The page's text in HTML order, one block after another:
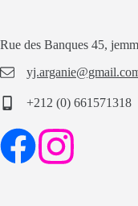
Rue des Banques 45,
+212 (0) 661571318